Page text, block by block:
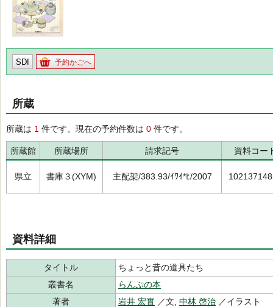
SDI 予約かごへ
所蔵
所蔵は 1 件です。現在の予約件数は 0 件です。
所蔵館 所蔵場所 請求記号 資料コー
県立 書庫３(XYM) 主配架/383.93/ｲﾜｲ*ﾋ/2007
資料詳細
タイトル
ちょっと昔の道具たち
叢書名
らんぷの本
著者
岩井 宏實 ／文, 中林 啓治 ／イラスト